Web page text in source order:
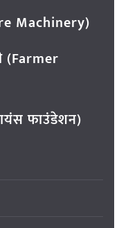
Machinery)
(Farmer
फाउंडेशन)